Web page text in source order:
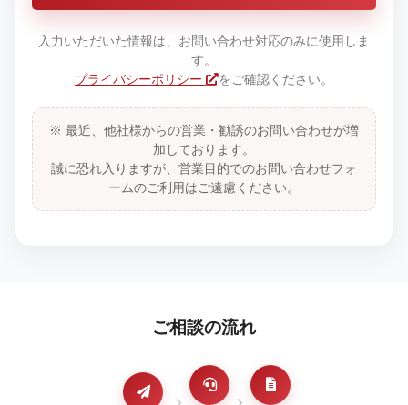
入力いただいた情報は、お問い合わせ対応のみに使用しま
す。
プライバシーポリシー
をご確認ください。
※ 最近、他社様からの営業・勧誘のお問い合わせが増
加しております。
誠に恐れ入りますが、営業目的でのお問い合わせフォ
ームのご利用はご遠慮ください。
ご相談の流れ